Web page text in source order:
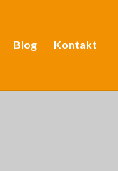
Blog Kontakt